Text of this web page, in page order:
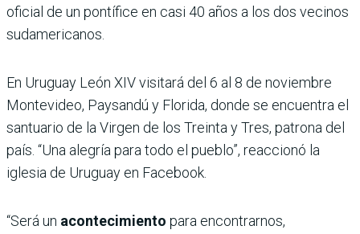
oficial de un pontífice en casi 40 años a los dos vecinos
sudamericanos.
En Uruguay León XIV visitará del 6 al 8 de noviembre
Montevideo, Paysandú y Florida, donde se encuentra el
santuario de la Virgen de los Treinta y Tres, patrona del
país. “Una alegría para todo el pueblo”, reaccionó la
iglesia de Uruguay en Facebook.
“Será un acontecimiento para encontrarnos,